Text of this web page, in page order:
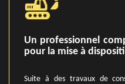
Un professionnel
pour la mise à
Suite à des travaux de